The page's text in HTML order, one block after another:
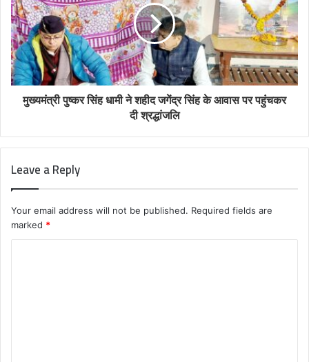
मुख्यमंत्री पुष्कर सिंह धामी ने शहीद जगेंद्र सिंह के आवास पर पहुंचकर
दी श्रद्धांजलि
Leave a Reply
Your email address will not be published. Required fields are
marked *